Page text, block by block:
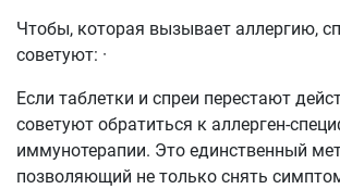
Чтобы, которая вызывает аллергию,
советуют: ·
Если таблетки и спреи перестают
советуют обратиться к аллерген-
иммунотерапии. Это единственный
позволяющий не только снять